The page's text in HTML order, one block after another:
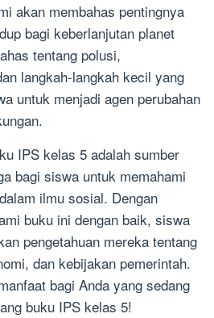
akan membahas pentingnya
bagi keberlanjutan planet
tentang polusi,
langkah-langkah kecil yang
untuk menjadi agen perubahan
IPS kelas 5 adalah sumber
bagi siswa untuk memahami
ilmu sosial. Dengan
buku ini dengan baik, siswa
pengetahuan mereka tentang
dan kebijakan pemerintah.
bagi Anda yang sedang
buku IPS kelas 5!